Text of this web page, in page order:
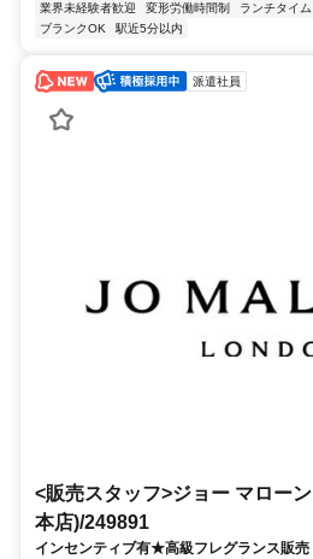
業界未経験者歓迎 変形労働時間制 ランチタイム
ブランクOK
駅近5分以内
派遣社員
<販売スタッフ>ジョー マロー
本店)/249891
インセンティブ有★高級フレグランス販